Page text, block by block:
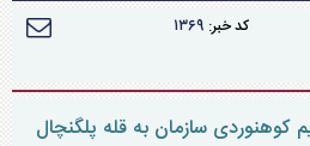
کد خبر: ۱۳۶۹
سازمان به قله پلگنچال